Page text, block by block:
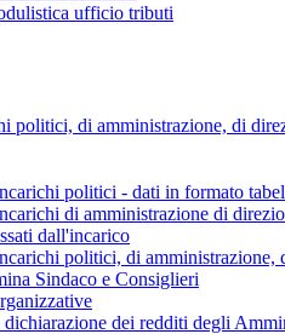
ufficio tributi
politici, di amministrazione, di
politici - dati in formato
di amministrazione di
dall'incarico
politici, di
Sindaco e Consiglieri
dei redditi degli